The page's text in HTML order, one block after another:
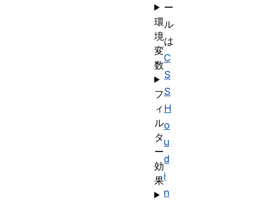
ー
ル
は
C
S
S
H
o
u
d
i
n
環
境
変
数
フ
ィ
ル
タ
ー
効
果